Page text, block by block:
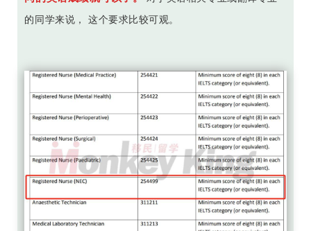
的同学来说， 这个要求比较可观。